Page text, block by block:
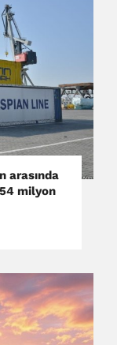
arasında
milyon